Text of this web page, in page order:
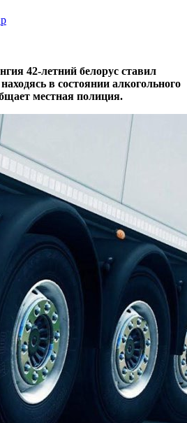
42-летний белорус ставил
в состоянии алкогольного
местная полиция.